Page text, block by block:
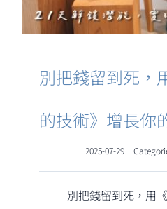
別把錢留到死，
的技術》增長你
2025-07-29 |
別把錢留到死，用